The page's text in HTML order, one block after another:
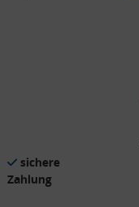
sichere
Zahlung